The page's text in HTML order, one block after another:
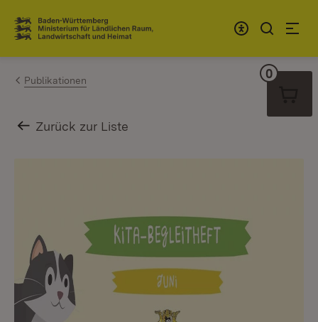
Zum Inhalt springen
Link zur Startseite
Publikationen
Zurück zur Liste
0